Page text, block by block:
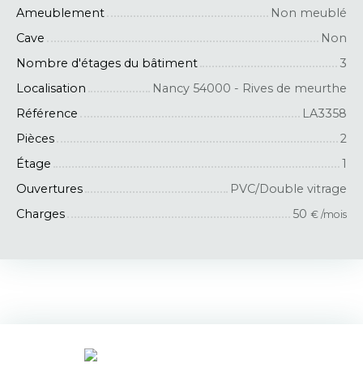
Ameublement
Non meublé
Cave
Non
Nombre d'étages du bâtiment
3
Localisation
Nancy 54000 - Rives de meurthe
Référence
LA3358
Pièces
2
Étage
1
Ouvertures
PVC/Double vitrage
Charges
50 € /mois